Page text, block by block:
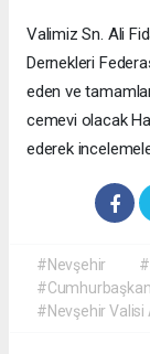
Valimiz Sn. Ali
Dernekleri
eden ve
cemevi olacak
ederek
#Nevşehir
#Nevşehir Valisi